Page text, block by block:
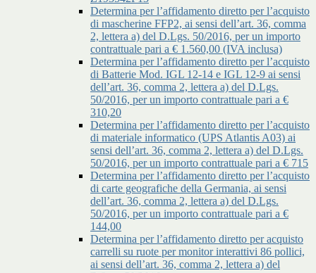
Determina per l’affidamento diretto per l’acquisto
di mascherine FFP2, ai sensi dell’art. 36, comma
2, lettera a) del D.Lgs. 50/2016, per un importo
contrattuale pari a € 1.560,00 (IVA inclusa)
Determina per l’affidamento diretto per l’acquisto
di Batterie Mod. IGL 12-14 e IGL 12-9 ai sensi
dell’art. 36, comma 2, lettera a) del D.Lgs.
50/2016, per un importo contrattuale pari a €
310,20
Determina per l’affidamento diretto per l’acquisto
di materiale informatico (UPS Atlantis A03) ai
sensi dell’art. 36, comma 2, lettera a) del D.Lgs.
50/2016, per un importo contrattuale pari a € 715
Determina per l’affidamento diretto per l’acquisto
di carte geografiche della Germania, ai sensi
dell’art. 36, comma 2, lettera a) del D.Lgs.
50/2016, per un importo contrattuale pari a €
144,00
Determina per l’affidamento diretto per acquisto
carrelli su ruote per monitor interattivi 86 pollici,
ai sensi dell’art. 36, comma 2, lettera a) del